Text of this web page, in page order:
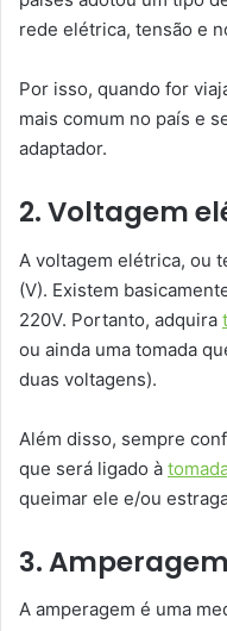
rede elétrica, tensão e
Por isso, quando for
mais comum no país e
adaptador.
2. Voltagem
A voltagem elétrica, ou
(V). Existem
220V. Portanto, adquira
ou ainda uma tomada
duas voltagens).
Além disso, sempre
que será ligado à
queimar ele e/ou
3. Amperagem
A amperagem é uma